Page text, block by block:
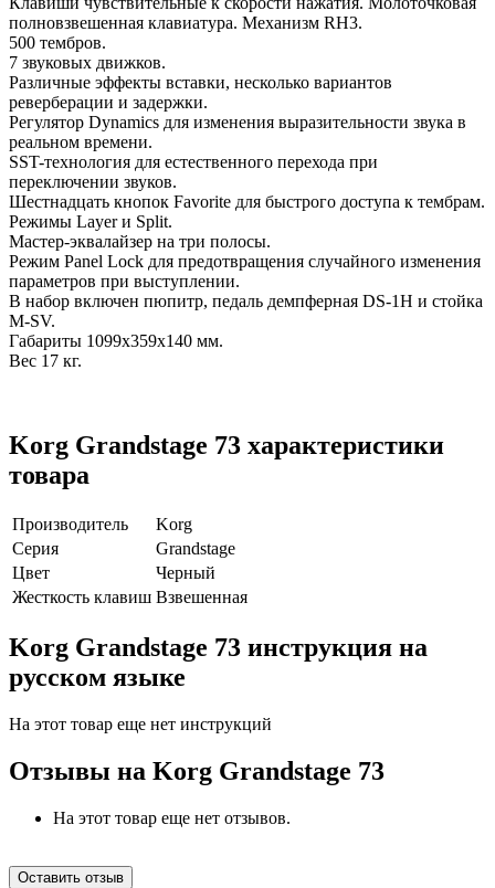
полновзвешенная клавиатура. Механизм RH3.
500 тембров.
7 звуковых движков.
Различные эффекты вставки, несколько вариантов
реверберации и задержки.
Регулятор Dynamics для изменения выразительности звука в
реальном времени.
SST-технология для естественного перехода при
переключении звуков.
Шестнадцать кнопок Favorite для быстрого доступа к тембрам.
Режимы Layer и Split.
Мастер-эквалайзер на три полосы.
Режим Panel Lock для предотвращения случайного изменения
параметров при выступлении.
В набор включен пюпитр, педаль демпферная DS-1H и стойка
M-SV.
Габариты 1099x359x140 мм.
Вес 17 кг.
Korg Grandstage 73 характеристики
товара
Производитель
Korg
Серия
Grandstage
Цвет
Черный
Жесткость клавиш Взвешенная
Korg Grandstage 73 инструкция на
русском языке
На этот товар еще нет инструкций
Отзывы на Korg Grandstage 73
На этот товар еще нет отзывов.
Оставить отзыв